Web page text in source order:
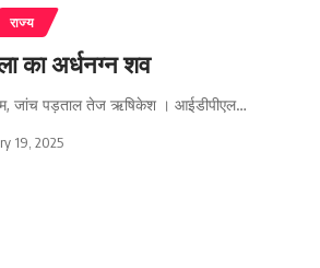
राज्य
का अर्धनग्न शव
जांच पड़ताल तेज ऋषिकेश । आईडीपीएल…
19, 2025